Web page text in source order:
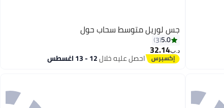
جس لوريل متوسط سحاب حول
5.0
3
د.ب‏32.14
احصل عليه خلال12 - 13 اغسطس